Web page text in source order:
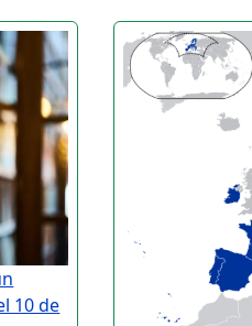
10 de